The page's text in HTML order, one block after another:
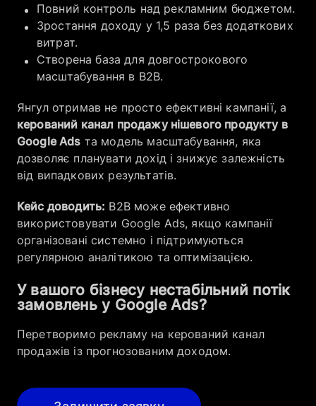
Повний контроль над рекламним бюджетом.
Зростання доходу у 1,5 раза без додаткових
витрат.
Створена база для довгострокового
масштабування в B2B.
Янгул отримав не просто ефективні кампанії, а
керований канал продажу нішевого продукту в
Google Ads та модель масштабування, яка
дозволяє планувати дохід і знижує залежність
від випадкових результатів.
Кейс доводить: B2B може ефективно
використовувати Google Ads, якщо кампанії
організовані системно і підтримуються
регулярною аналітикою та оптимізацією.
У вашого бізнесу нестабільний потік
замовлень у Google Ads?
Перетворимо рекламу на керований канал
продажів із прогнозованим доходом.